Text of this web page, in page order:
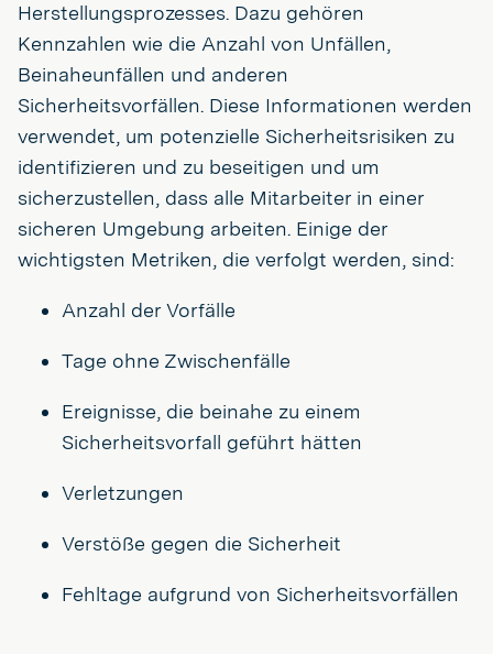
Herstellungsprozesses. Dazu gehören
Kennzahlen wie die Anzahl von Unfällen,
Beinaheunfällen und anderen
Sicherheitsvorfällen. Diese Informationen werden
verwendet, um potenzielle Sicherheitsrisiken zu
identifizieren und zu beseitigen und um
sicherzustellen, dass alle Mitarbeiter in einer
sicheren Umgebung arbeiten. Einige der
wichtigsten Metriken, die verfolgt werden, sind:
Anzahl der Vorfälle
Tage ohne Zwischenfälle
Ereignisse, die beinahe zu einem
Sicherheitsvorfall geführt hätten
Verletzungen
Verstöße gegen die Sicherheit
Fehltage aufgrund von Sicherheitsvorfällen